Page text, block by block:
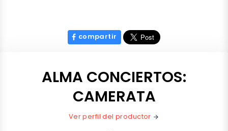
compartir
ALMA CONCIERTOS:
CAMERATA
Ver perfil del productor arrow_forward